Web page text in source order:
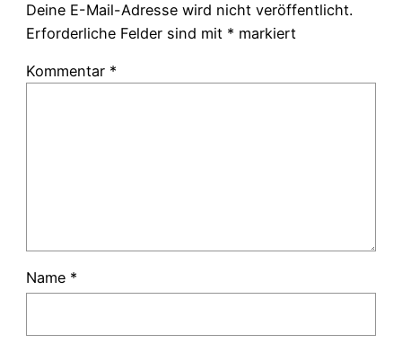
Deine E-Mail-Adresse wird nicht veröffentlicht.
Erforderliche Felder sind mit * markiert
Kommentar *
Name *